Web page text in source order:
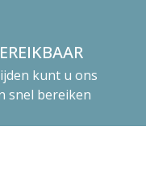
kunt u ons
snel bereiken